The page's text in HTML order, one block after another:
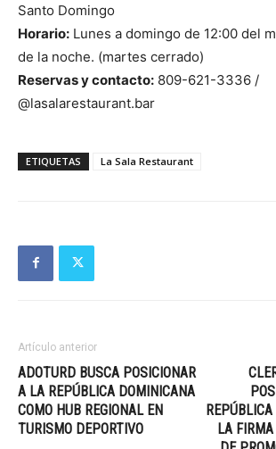
Santo Domingo
Horario: Lunes a domingo de 12:00 del
de la noche. (martes cerrado)
Reservas y contacto: 809-621-3336 /
@lasalarestaurant.bar
ETIQUETAS La Sala Restaurant
Artículo anterior
ADOTURD BUSCA POSICIONAR
A LA REPÚBLICA DOMINICANA
COMO HUB REGIONAL EN
TURISMO DEPORTIVO
LA